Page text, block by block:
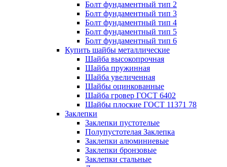
Болт фундаментный тип 2
Болт фундаментный тип 3
Болт фундаментный тип 4
Болт фундаментный тип 5
Болт фундаментный тип 6
Купить шайбы металлические
Шайба высокопрочная
Шайба пружинная
Шайба увеличенная
Шайбы оцинкованные
Шайба гровер ГОСТ 6402
Шайбы плоские ГОСТ 11371 78
Заклепки
Заклепки пустотелые
Полупустотелая Заклепка
Заклепки алюминиевые
Заклепки бронзовые
Заклепки стальные